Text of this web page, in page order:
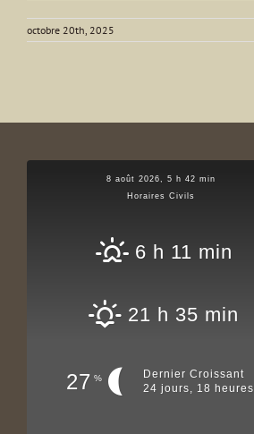
octobre 20th, 2025
8 août 2026, 5 h 42 min
Horaires Civils
6 h 11 min
21 h 35 min
27 %
Dernier Croissant
24 jours, 18 heures